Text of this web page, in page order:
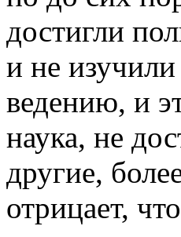
достигли
и не
ведению, и
наука, не
другие,
отрицает,